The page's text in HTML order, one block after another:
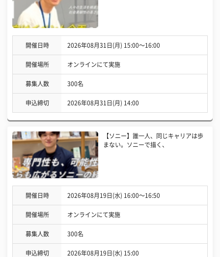
開催日時 2026年08月31日(月) 15:00〜16:00
開催場所 オンラインにて実施
募集人数 300名
申込締切 2026年08月31日(月) 14:00
【ソニー】誰一人、同じキャリアは歩
まない。ソニーで描く、
開催日時 2026年08月19日(水) 16:00〜16:50
開催場所 オンラインにて実施
募集人数 300名
申込締切 2026年08月19日(水) 15:00